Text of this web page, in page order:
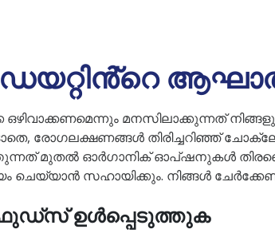
ഡയറ്റിൻ്റെ
മനസിലാക്കുന്നത്
രോഗലക്ഷണങ്ങൾ തിരിച്ചറിഞ്ഞ്
മുതൽ ഓർഗാനിക് ഓപ്ഷനുകൾ
സഹായിക്കും. നിങ്ങൾ
ഫുഡ്സ് ഉൾപ്പെടുത്തുക